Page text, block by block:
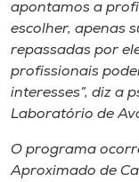
apontamos a
escolher, apenas
repassadas por
profissionais
interesses”, diz a
Laboratório de
O programa
Aproximado de